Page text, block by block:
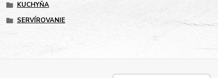
KUCHYŇA
SERVÍROVANIE